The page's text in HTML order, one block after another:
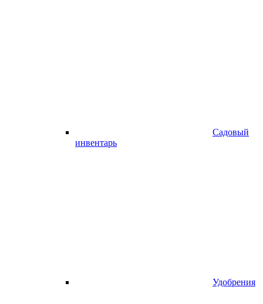
Садовый
инвентарь
Удобрения